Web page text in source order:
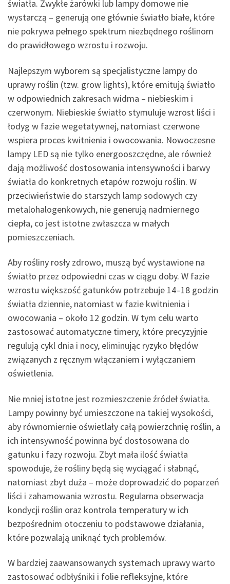
światła. Zwykłe żarówki lub lampy domowe nie
wystarczą – generują one głównie światło białe, które
nie pokrywa pełnego spektrum niezbędnego roślinom
do prawidłowego wzrostu i rozwoju.
Najlepszym wyborem są specjalistyczne lampy do
uprawy roślin (tzw. grow lights), które emitują światło
w odpowiednich zakresach widma – niebieskim i
czerwonym. Niebieskie światło stymuluje wzrost liści i
łodyg w fazie wegetatywnej, natomiast czerwone
wspiera proces kwitnienia i owocowania. Nowoczesne
lampy LED są nie tylko energooszczędne, ale również
dają możliwość dostosowania intensywności i barwy
światła do konkretnych etapów rozwoju roślin. W
przeciwieństwie do starszych lamp sodowych czy
metalohalogenkowych, nie generują nadmiernego
ciepła, co jest istotne zwłaszcza w małych
pomieszczeniach.
Aby rośliny rosły zdrowo, muszą być wystawione na
światło przez odpowiedni czas w ciągu doby. W fazie
wzrostu większość gatunków potrzebuje 14–18 godzin
światła dziennie, natomiast w fazie kwitnienia i
owocowania – około 12 godzin. W tym celu warto
zastosować automatyczne timery, które precyzyjnie
regulują cykl dnia i nocy, eliminując ryzyko błędów
związanych z ręcznym włączaniem i wyłączaniem
oświetlenia.
Nie mniej istotne jest rozmieszczenie źródeł światła.
Lampy powinny być umieszczone na takiej wysokości,
aby równomiernie oświetlały całą powierzchnię roślin, a
ich intensywność powinna być dostosowana do
gatunku i fazy rozwoju. Zbyt mała ilość światła
spowoduje, że rośliny będą się wyciągać i słabnąć,
natomiast zbyt duża – może doprowadzić do poparzeń
liści i zahamowania wzrostu. Regularna obserwacja
kondycji roślin oraz kontrola temperatury w ich
bezpośrednim otoczeniu to podstawowe działania,
które pozwalają uniknąć tych problemów.
W bardziej zaawansowanych systemach uprawy warto
zastosować odbłyśniki i folie refleksyjne, które